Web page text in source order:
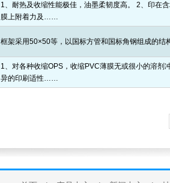
1、耐热及收缩性能极佳，油墨柔韧度高。 2、印在
膜上附着力及……
框架采用50×50等，以国标方管和国标角钢组成的
1、对各种收缩OPS，收缩PVC薄膜无或很小的溶剂
异的印刷适性……